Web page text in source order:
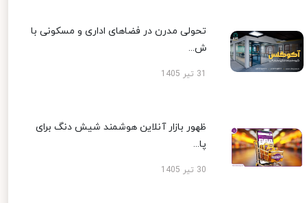
تحولی مدرن در فضاهای اداری و مسکونی با
ش...
ظهور بازار آنلاین هوشمند شیش دنگ برای
پا...
30 تیر 1405